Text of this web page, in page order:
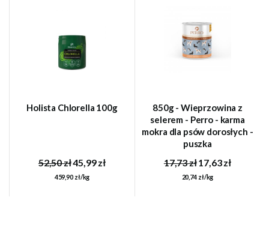
Holista Chlorella 100g
52,50 zł45,99 zł
459,90 zł/kg
850g - Wieprzowina z
selerem - Perro - karma
mokra dla psów dorosłych -
puszka
17,73 zł17,63 zł
20,74 zł/kg